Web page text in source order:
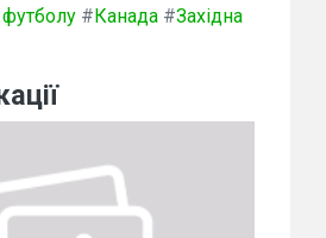
футболу #Канада #Західна